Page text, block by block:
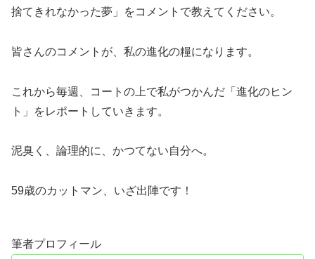
捨てきれなかった夢」をコメントで教えてください。
皆さんのコメントが、私の進化の糧になります。
これから毎週、コートの上で私がつかんだ「進化のヒン
ト」をレポートしていきます。
泥臭く、論理的に、かつてない自分へ。
59歳のカットマン、いざ出陣です！
筆者プロフィール